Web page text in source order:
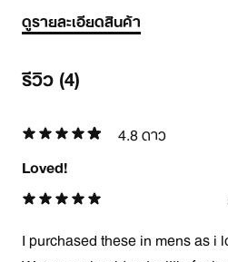
ดูรายละเอียดสินค้า
รีวิว (4)
4.8 ดาว
Loved!
I purchased these in mens as i